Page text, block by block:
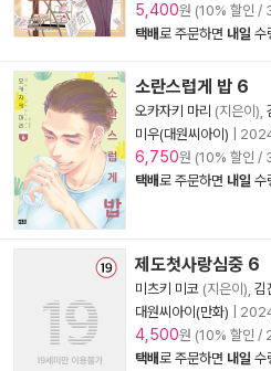
5,400원 (10% 할인 /
택배로 주문하면 내일 수
소란스럽게 밥 6
오카자키 마리 (지은이),
미우(대원씨아이)
6,750원 (10% 할인 /
택배로 주문하면 내일 수
제도첫사랑심중 6
미츠키 미코 (지은이), 김
대원씨아이(만화)
4,500원 (10% 할인 /
택배로 주문하면 내일 수